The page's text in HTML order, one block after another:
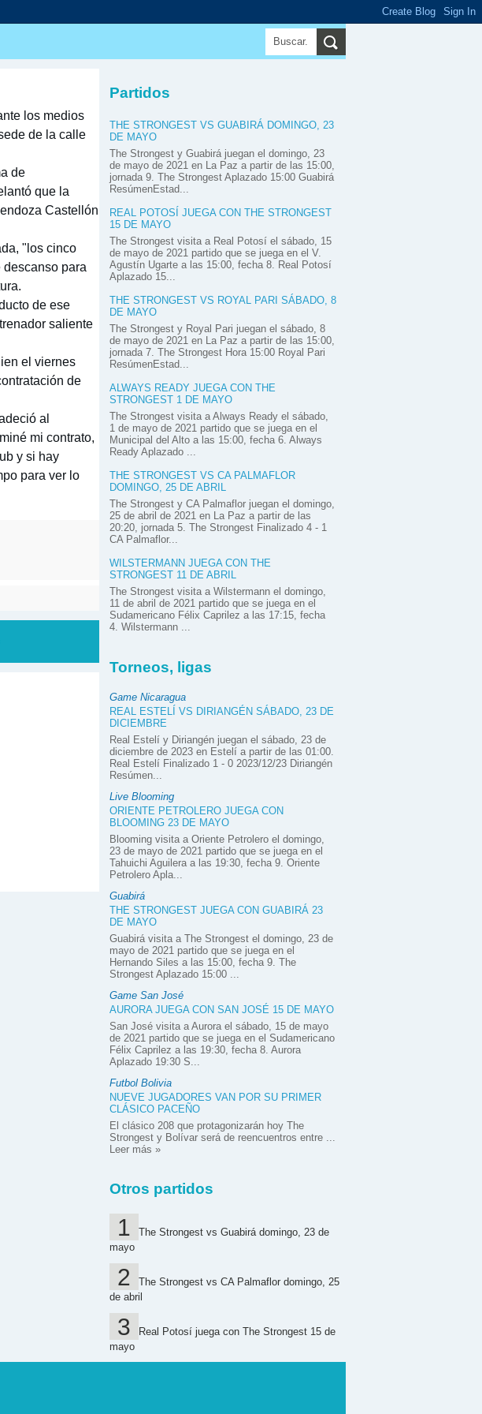
los medios
de la calle
de
que la
Castellón
"los cinco
para
de ese
saliente
el viernes
de
al
mi contrato,
y si hay
para ver lo
Partidos
THE STRONGEST VS GUABIRÁ DOMINGO, 23
DE MAYO
The Strongest y Guabirá juegan el domingo, 23
de mayo de 2021 en La Paz a partir de las 15:00,
jornada 9. The Strongest Aplazado 15:00 Guabirá
ResúmenEstad...
REAL POTOSÍ JUEGA CON THE STRONGEST
15 DE MAYO
The Strongest visita a Real Potosí el sábado, 15
de mayo de 2021 partido que se juega en el V.
Agustín Ugarte a las 15:00, fecha 8. Real Potosí
Aplazado 15...
THE STRONGEST VS ROYAL PARI SÁBADO, 8
DE MAYO
The Strongest y Royal Pari juegan el sábado, 8
de mayo de 2021 en La Paz a partir de las 15:00,
jornada 7. The Strongest Hora 15:00 Royal Pari
ResúmenEstad...
ALWAYS READY JUEGA CON THE
STRONGEST 1 DE MAYO
The Strongest visita a Always Ready el sábado,
1 de mayo de 2021 partido que se juega en el
Municipal del Alto a las 15:00, fecha 6. Always
Ready Aplazado ...
THE STRONGEST VS CA PALMAFLOR
DOMINGO, 25 DE ABRIL
The Strongest y CA Palmaflor juegan el domingo,
25 de abril de 2021 en La Paz a partir de las
20:20, jornada 5. The Strongest Finalizado 4 - 1
CA Palmaflor...
WILSTERMANN JUEGA CON THE
STRONGEST 11 DE ABRIL
The Strongest visita a Wilstermann el domingo,
11 de abril de 2021 partido que se juega en el
Sudamericano Félix Caprilez a las 17:15, fecha
4. Wilstermann ...
Torneos, ligas
Game Nicaragua
REAL ESTELÍ VS DIRIANGÉN SÁBADO, 23 DE
DICIEMBRE
Real Estelí y Diriangén juegan el sábado, 23 de
diciembre de 2023 en Estelí a partir de las 01:00.
Real Estelí Finalizado 1 - 0 2023/12/23 Diriangén
Resúmen...
Live Blooming
ORIENTE PETROLERO JUEGA CON
BLOOMING 23 DE MAYO
Blooming visita a Oriente Petrolero el domingo,
23 de mayo de 2021 partido que se juega en el
Tahuichi Aguilera a las 19:30, fecha 9. Oriente
Petrolero Apla...
Guabirá
THE STRONGEST JUEGA CON GUABIRÁ 23
DE MAYO
Guabirá visita a The Strongest el domingo, 23 de
mayo de 2021 partido que se juega en el
Hernando Siles a las 15:00, fecha 9. The
Strongest Aplazado 15:00 ...
Game San José
AURORA JUEGA CON SAN JOSÉ 15 DE MAYO
San José visita a Aurora el sábado, 15 de mayo
de 2021 partido que se juega en el Sudamericano
Félix Caprilez a las 19:30, fecha 8. Aurora
Aplazado 19:30 S...
Futbol Bolivia
NUEVE JUGADORES VAN POR SU PRIMER
CLÁSICO PACEÑO
El clásico 208 que protagonizarán hoy The
Strongest y Bolívar será de reencuentros entre ...
Leer más »
Otros partidos
The Strongest vs Guabirá domingo, 23 de
mayo
The Strongest vs CA Palmaflor domingo, 25
de abril
Real Potosí juega con The Strongest 15 de
mayo